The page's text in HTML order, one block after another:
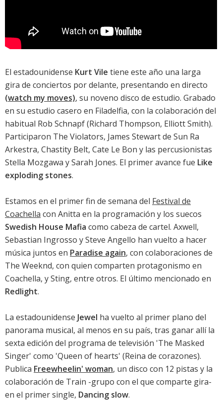
El estadounidense Kurt Vile tiene este año una larga
gira de conciertos por delante, presentando en directo
(watch my moves), su noveno disco de estudio. Grabado
en su estudio casero en Filadelfia, con la colaboración del
habitual Rob Schnapf (Richard Thompson, Elliott Smith).
Participaron The Violators, James Stewart de Sun Ra
Arkestra, Chastity Belt, Cate Le Bon y las percusionistas
Stella Mozgawa y Sarah Jones. El primer avance fue Like
exploding stones.
Estamos en el primer fin de semana del Festival de
Coachella con Anitta en la programación y los suecos
Swedish House Mafia como cabeza de cartel. Axwell,
Sebastian Ingrosso y Steve Angello han vuelto a hacer
música juntos en Paradise again, con colaboraciones de
The Weeknd, con quien comparten protagonismo en
Coachella, y Sting, entre otros. El último mencionado en
Redlight.
La estadounidense Jewel ha vuelto al primer plano del
panorama musical, al menos en su país, tras ganar allí la
sexta edición del programa de televisión 'The Masked
Singer' como 'Queen of hearts' (Reina de corazones).
Publica Freewheelin' woman, un disco con 12 pistas y la
colaboración de Train -grupo con el que comparte gira-
en el primer single, Dancing slow.